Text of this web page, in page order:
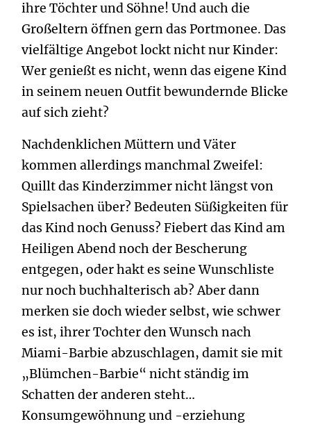
ihre Töchter und Söhne! Und auch die
Großeltern öffnen gern das Portmonee. Das
vielfältige Angebot lockt nicht nur Kinder:
Wer genießt es nicht, wenn das eigene Kind
in seinem neuen Outfit bewundernde Blicke
auf sich zieht?
Nachdenklichen Müttern und Väter
kommen allerdings manchmal Zweifel:
Quillt das Kinderzimmer nicht längst von
Spielsachen über? Bedeuten Süßigkeiten für
das Kind noch Genuss? Fiebert das Kind am
Heiligen Abend noch der Bescherung
entgegen, oder hakt es seine Wunschliste
nur noch buchhalterisch ab? Aber dann
merken sie doch wieder selbst, wie schwer
es ist, ihrer Tochter den Wunsch nach
Miami-Barbie abzuschlagen, damit sie mit
„Blümchen-Barbie“ nicht ständig im
Schatten der anderen steht…
Konsumgewöhnung und -erziehung